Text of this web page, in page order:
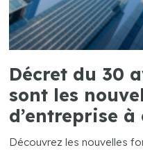
Décret du 30
sont les
d’entreprise
Découvrez les nouvelles